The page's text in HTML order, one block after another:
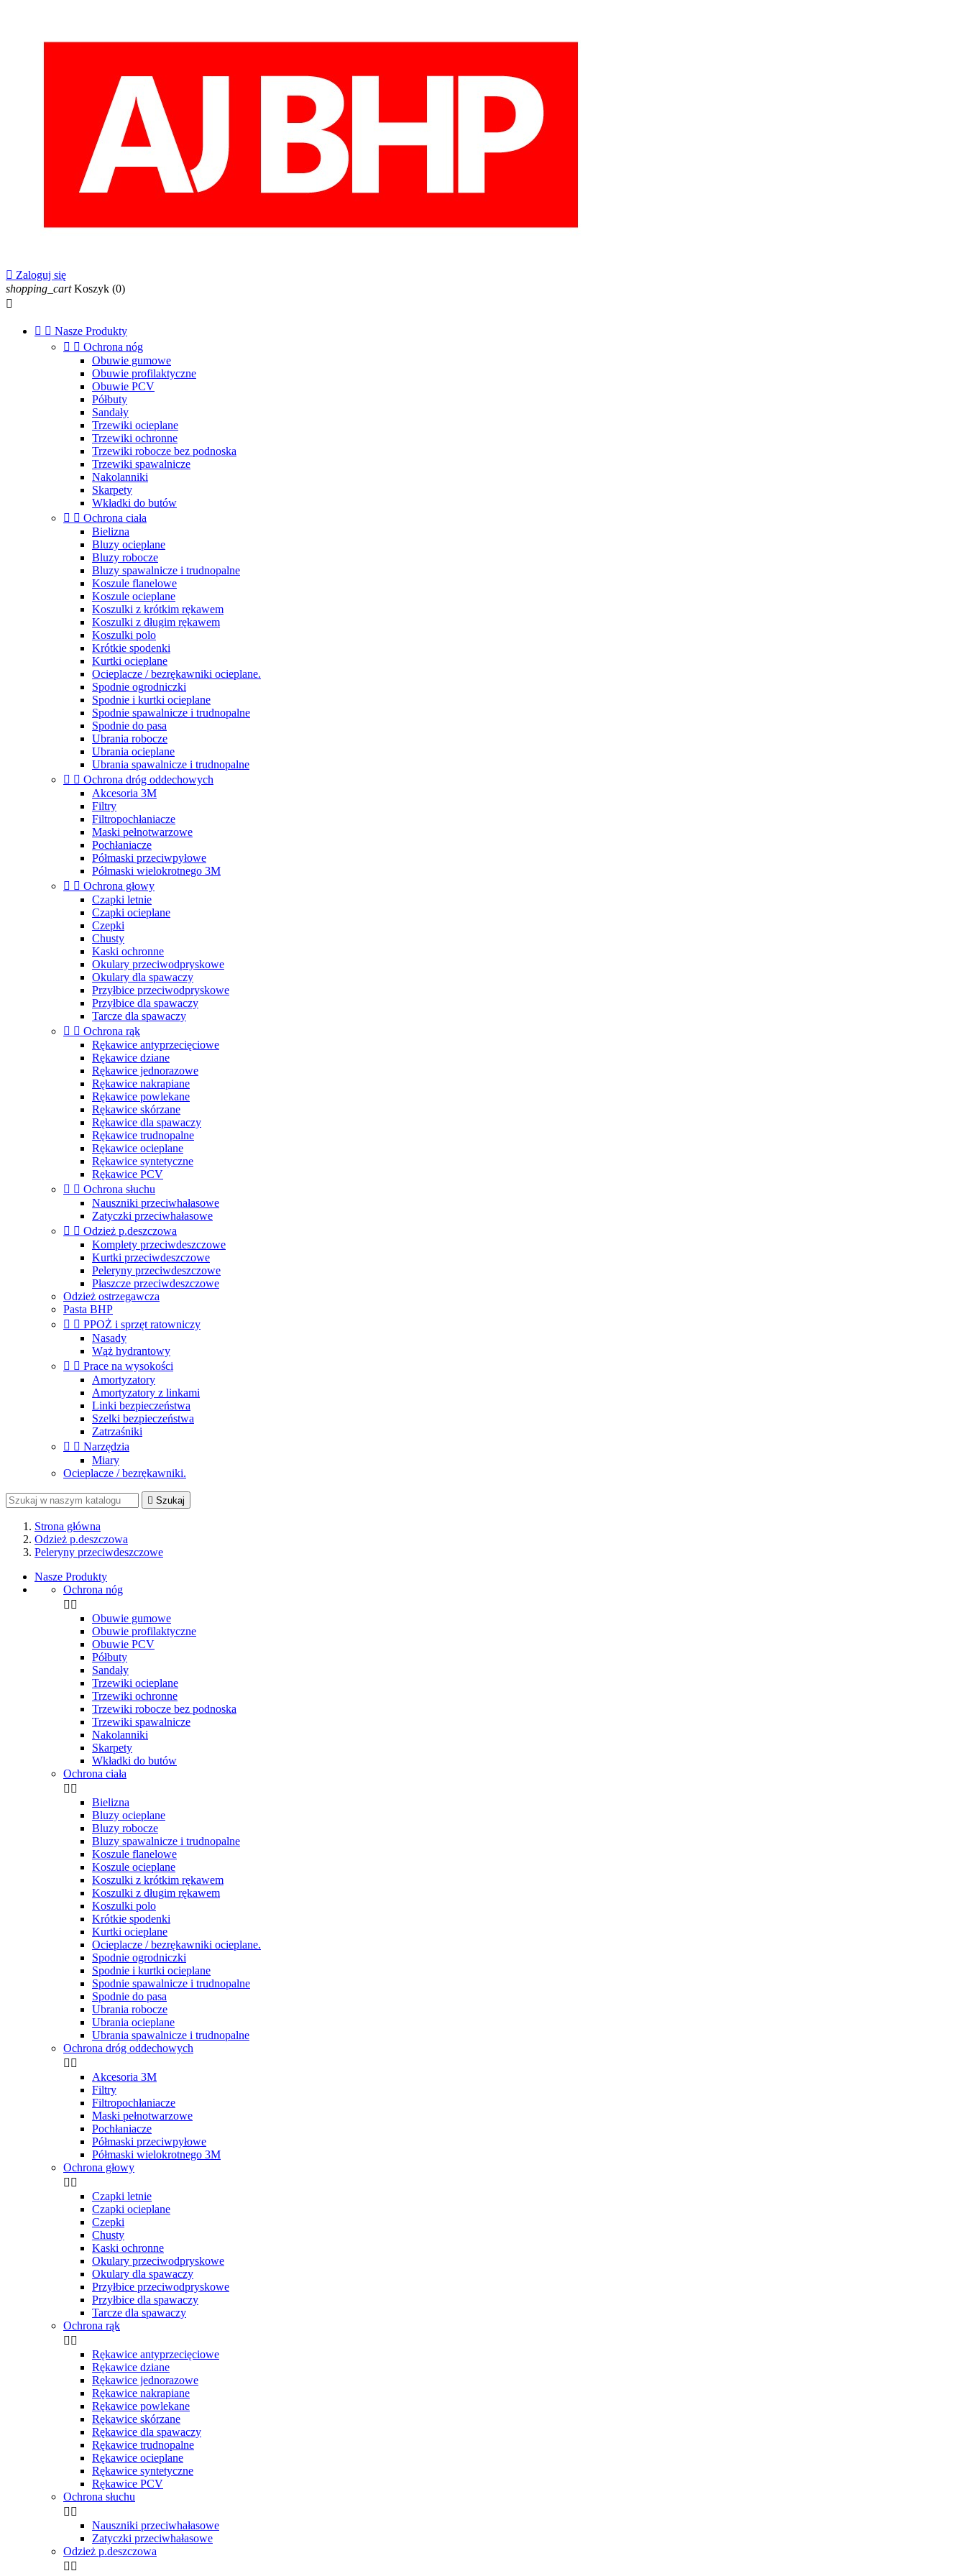
 Zaloguj się
shopping_cart Koszyk (0)

  Nasze Produkty
  Ochrona nóg
Obuwie gumowe
Obuwie profilaktyczne
Obuwie PCV
Półbuty
Sandały
Trzewiki ocieplane
Trzewiki ochronne
Trzewiki robocze bez podnoska
Trzewiki spawalnicze
Nakolanniki
Skarpety
Wkładki do butów
  Ochrona ciała
Bielizna
Bluzy ocieplane
Bluzy robocze
Bluzy spawalnicze i trudnopalne
Koszule flanelowe
Koszule ocieplane
Koszulki z krótkim rękawem
Koszulki z długim rękawem
Koszulki polo
Krótkie spodenki
Kurtki ocieplane
Ocieplacze / bezrękawniki ocieplane.
Spodnie ogrodniczki
Spodnie i kurtki ocieplane
Spodnie spawalnicze i trudnopalne
Spodnie do pasa
Ubrania robocze
Ubrania ocieplane
Ubrania spawalnicze i trudnopalne
  Ochrona dróg oddechowych
Akcesoria 3M
Filtry
Filtropochłaniacze
Maski pełnotwarzowe
Pochłaniacze
Półmaski przeciwpyłowe
Półmaski wielokrotnego 3M
  Ochrona głowy
Czapki letnie
Czapki ocieplane
Czepki
Chusty
Kaski ochronne
Okulary przeciwodpryskowe
Okulary dla spawaczy
Przyłbice przeciwodpryskowe
Przyłbice dla spawaczy
Tarcze dla spawaczy
  Ochrona rąk
Rękawice antyprzecięciowe
Rękawice dziane
Rękawice jednorazowe
Rękawice nakrapiane
Rękawice powlekane
Rękawice skórzane
Rękawice dla spawaczy
Rękawice trudnopalne
Rękawice ocieplane
Rękawice syntetyczne
Rękawice PCV
  Ochrona słuchu
Nauszniki przeciwhałasowe
Zatyczki przeciwhałasowe
  Odzież p.deszczowa
Komplety przeciwdeszczowe
Kurtki przeciwdeszczowe
Peleryny przeciwdeszczowe
Płaszcze przeciwdeszczowe
Odzież ostrzegawcza
Pasta BHP
  PPOŻ i sprzęt ratowniczy
Nasady
Wąż hydrantowy
  Prace na wysokości
Amortyzatory
Amortyzatory z linkami
Linki bezpieczeństwa
Szelki bezpieczeństwa
Zatrzaśniki
  Narzędzia
Miary
Ocieplacze / bezrękawniki.
 Szukaj
Strona główna
Odzież p.deszczowa
Peleryny przeciwdeszczowe
Nasze Produkty
Ochrona nóg
 
Obuwie gumowe
Obuwie profilaktyczne
Obuwie PCV
Półbuty
Sandały
Trzewiki ocieplane
Trzewiki ochronne
Trzewiki robocze bez podnoska
Trzewiki spawalnicze
Nakolanniki
Skarpety
Wkładki do butów
Ochrona ciała
 
Bielizna
Bluzy ocieplane
Bluzy robocze
Bluzy spawalnicze i trudnopalne
Koszule flanelowe
Koszule ocieplane
Koszulki z krótkim rękawem
Koszulki z długim rękawem
Koszulki polo
Krótkie spodenki
Kurtki ocieplane
Ocieplacze / bezrękawniki ocieplane.
Spodnie ogrodniczki
Spodnie i kurtki ocieplane
Spodnie spawalnicze i trudnopalne
Spodnie do pasa
Ubrania robocze
Ubrania ocieplane
Ubrania spawalnicze i trudnopalne
Ochrona dróg oddechowych
 
Akcesoria 3M
Filtry
Filtropochłaniacze
Maski pełnotwarzowe
Pochłaniacze
Półmaski przeciwpyłowe
Półmaski wielokrotnego 3M
Ochrona głowy
 
Czapki letnie
Czapki ocieplane
Czepki
Chusty
Kaski ochronne
Okulary przeciwodpryskowe
Okulary dla spawaczy
Przyłbice przeciwodpryskowe
Przyłbice dla spawaczy
Tarcze dla spawaczy
Ochrona rąk
 
Rękawice antyprzecięciowe
Rękawice dziane
Rękawice jednorazowe
Rękawice nakrapiane
Rękawice powlekane
Rękawice skórzane
Rękawice dla spawaczy
Rękawice trudnopalne
Rękawice ocieplane
Rękawice syntetyczne
Rękawice PCV
Ochrona słuchu
 
Nauszniki przeciwhałasowe
Zatyczki przeciwhałasowe
Odzież p.deszczowa
 